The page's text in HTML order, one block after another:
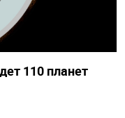
110 планет